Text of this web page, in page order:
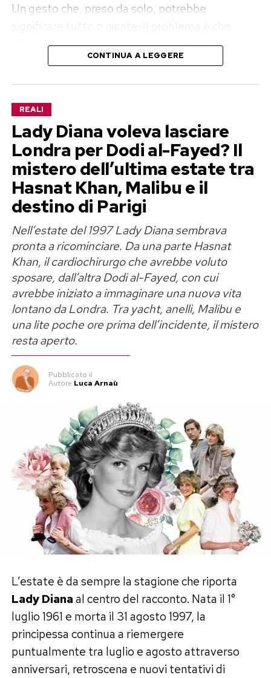
Un gesto che, preso da solo, potrebbe
Megan non è una conoscenza qualsiasi. Fa parte
del corpo di ballo di Elodie ed è stata molto
Elodie, Franceska e Megan Ria: il
triangolo che fa parlare
Megan Ria è un volto conosciuto dal pubblico
televisivo. Dopo Amici , ha partecipato a
Expressed è entrata nel corpo di ballo di Elodie,
con cui aveva già collaborato nel videoclip di
Tribale.
Durante il tour negli stadi del 2025, però, ad
attirare l’attenzione non erano state soltanto le
coreografie. Megan e Franceska si erano
scambiate baci sul palco, immagini diventate
rapidamente virali e lette allora come parte
dello spettacolo e della loro complicità.
Ora quelle scene sono tornate
improvvisamente sotto i riflettori.
I vecchi post tra Megan e Franceska
Secondo le indiscrezioni rilanciate anche daIl
Messaggero, sul web sarebbero riemerse
vecchie fotografie di Megan Ria e Franceska
Nuredini accompagnate da didascalie molto
affettuose, con espressioni come «quanto ti
amo», «mio amore» e «amore mio».
Da qui è partita l’ipotesi che tra le due ballerine,
in passato, possa esserci stato un legame più
intenso di una semplice amicizia.
Al momento, però, non esiste alcuna conferma
diretta di una relazione sentimentale tra Megan
CONTINUA A LEGGERE
REALI
Lady Diana voleva lasciare
Londra per Dodi al-Fayed? Il
mistero dell’ultima estate tra
Hasnat Khan, Malibu e il
destino di Parigi
Nell’estate del 1997 Lady Diana sembrava
pronta a ricominciare. Da una parte Hasnat
Khan, il cardiochirurgo che avrebbe voluto
sposare, dall’altra Dodi al-Fayed, con cui
avrebbe iniziato a immaginare una nuova vita
lontano da Londra. Tra yacht, anelli, Malibu e
una lite poche ore prima dell’incidente, il mistero
resta aperto.
Pubblicato il
Autore Luca Arnaù
L’estate è da sempre la stagione che riporta
Lady Dianaal centro del racconto. Nata il 1°
luglio 1961 e morta il 31 agosto 1997, la
principessa continua a riemergere
puntualmente tra luglio e agosto attraverso
anniversari, retroscena e nuovi tentativi di